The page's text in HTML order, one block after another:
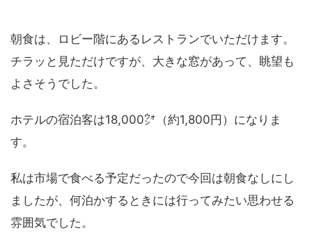
朝食は、ロビー階にあるレストランでいただけます。
チラッと見ただけですが、大きな窓があって、眺望も
よさそうでした。
ホテルの宿泊客は18,000㌆（約1,800円）になりま
す。
私は市場で食べる予定だったので今回は朝食なしにし
ましたが、何泊かするときには行ってみたい思わせる
雰囲気でした。